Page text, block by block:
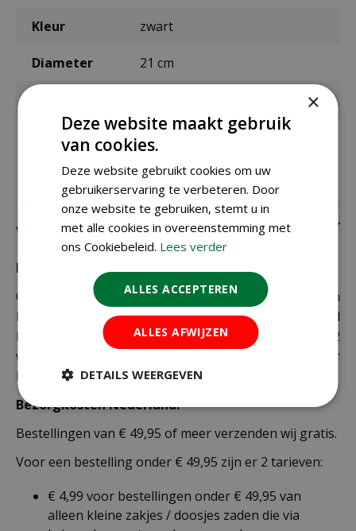
Kleur zwart
Diameter 21 cm
gerecycled polypropyleen
Verzending
Bezorging:
Om uw bestelling goed en veilig bij u thuis te laten
bezorgen maken wij gebruik van PostNL. De levertijd
bedraagt doorgaans tussen de 1 en 2
werkdagen. Deze bezorgtijd geldt zowel voor
Nederland als België.
Bezorgkosten Nederland:
Bestellingen van € 49,95 of meer verzenden wij gratis.
Voor een bestelling onder € 49,95 zijn er 2 tarieven:
€ 4,99 voor bestellingen onder € 49,95 van
alleen kleine zakjes / doosjes zaden die via
×
Deze website maakt gebruik
van cookies.
Deze website gebruikt cookies om uw
gebruikerservaring te verbeteren. Door
onze website te gebruiken, stemt u in
met alle cookies in overeenstemming met
ons Cookiebeleid. Lees verder
ALLES ACCEPTEREN
ALLES AFWIJZEN
DETAILS WEERGEVEN